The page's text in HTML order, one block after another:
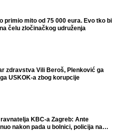
primio mito od 75 000 eura. Evo tko bi
čelu zločinačkog udruženja
zdravstva Vili Beroš, Plenković ga
USKOK-a zbog korupcije
KBC-a Zagreb: Ante
nakon pada u bolnici, policija na